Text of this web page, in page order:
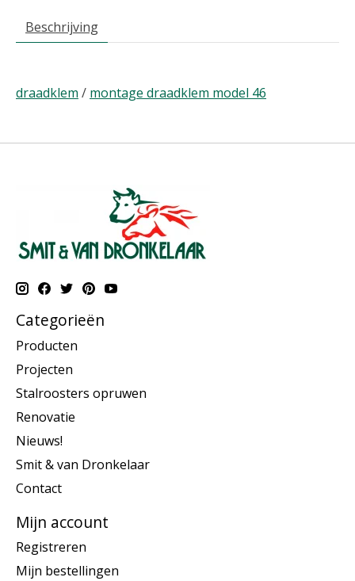
Beschrijving
draadklem / montage draadklem model 46
Categorieën
Producten
Projecten
Stalroosters opruwen
Renovatie
Nieuws!
Smit & van Dronkelaar
Contact
Mijn account
Registreren
Mijn bestellingen